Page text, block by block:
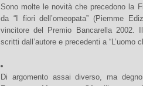
Sono molte le novità che precedono la
da “I fiori dell’omeopata” (Piemme
vincitore del Premio Bancarella 2002.
scritti dall’autore e precedenti a “L’uomo
Di argomento assai diverso, ma